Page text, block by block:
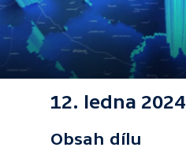
12. ledna 2024
Obsah dílu